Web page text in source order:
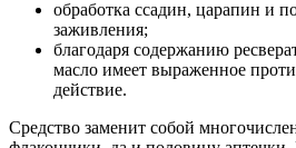
обработка ссадин, царапин и
заживления;
благодаря содержанию
масло имеет выраженное
действие.
Средство заменит собой